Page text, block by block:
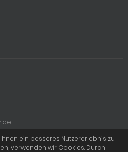
Ihnen ein besseres Nutzererlebnis zu
verwenden wir Cookies. Durch